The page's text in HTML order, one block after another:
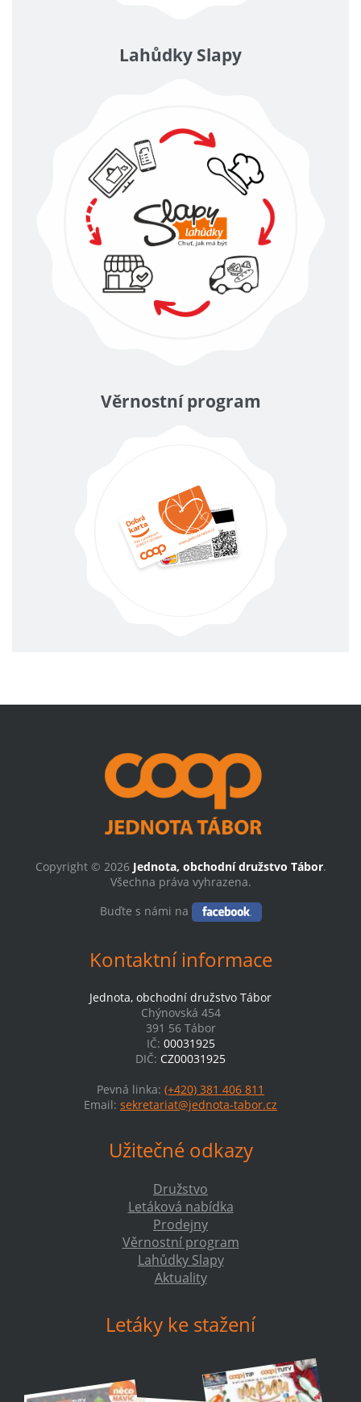
Lahůdky Slapy
Věrnostní program
Copyright © 2026 Jednota, obchodní družstvo Tábor.
Všechna práva vyhrazena.
Buďte s námi na
Kontaktní informace
Jednota, obchodní družstvo Tábor
Chýnovská 454
391 56 Tábor
IČ: 00031925
DIČ: CZ00031925
Pevná linka: (+420) 381 406 811
Email: sekretariat@jednota-tabor.cz
Užitečné odkazy
Družstvo
Letáková nabídka
Prodejny
Věrnostní program
Lahůdky Slapy
Aktuality
Letáky ke stažení